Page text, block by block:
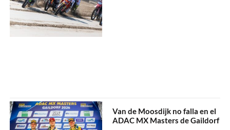
Van de Moosdijk no falla en el
ADAC MX Masters de Gaildorf